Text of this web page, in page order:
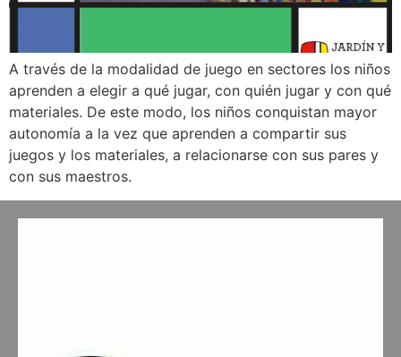
A través de la modalidad de juego en sectores los niños
aprenden a elegir a qué jugar, con quién jugar y con qué
materiales. De este modo, los niños conquistan mayor
autonomía a la vez que aprenden a compartir sus
juegos y los materiales, a relacionarse con sus pares y
con sus maestros.